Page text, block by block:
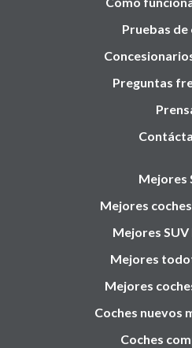
Pruebas de
Preguntas
Mejores
Mejores
Mejores
Mejores
Mejores
Coches nuevos
Coches